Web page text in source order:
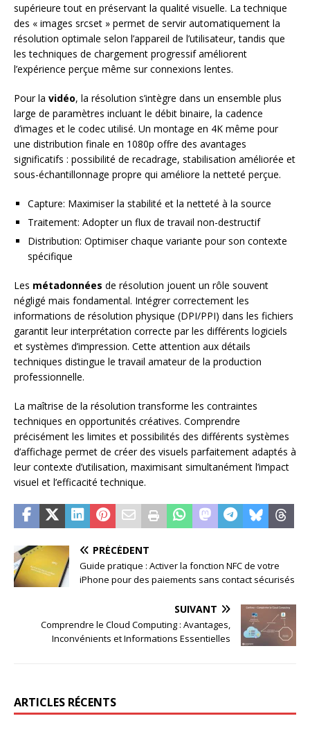
supérieure tout en préservant la qualité visuelle. La technique
des « images srcset » permet de servir automatiquement la
résolution optimale selon l’appareil de l’utilisateur, tandis que
les techniques de chargement progressif améliorent
l’expérience perçue même sur connexions lentes.
Pour la vidéo, la résolution s’intègre dans un ensemble plus
large de paramètres incluant le débit binaire, la cadence
d’images et le codec utilisé. Un montage en 4K même pour
une distribution finale en 1080p offre des avantages
significatifs : possibilité de recadrage, stabilisation améliorée et
sous-échantillonnage propre qui améliore la netteté perçue.
Capture: Maximiser la stabilité et la netteté à la source
Traitement: Adopter un flux de travail non-destructif
Distribution: Optimiser chaque variante pour son contexte
spécifique
Les métadonnées de résolution jouent un rôle souvent
négligé mais fondamental. Intégrer correctement les
informations de résolution physique (DPI/PPI) dans les fichiers
garantit leur interprétation correcte par les différents logiciels
et systèmes d’impression. Cette attention aux détails
techniques distingue le travail amateur de la production
professionnelle.
La maîtrise de la résolution transforme les contraintes
techniques en opportunités créatives. Comprendre
précisément les limites et possibilités des différents systèmes
d’affichage permet de créer des visuels parfaitement adaptés à
leur contexte d’utilisation, maximisant simultanément l’impact
visuel et l’efficacité technique.
PRÉCÉDENT
Guide pratique : Activer la fonction NFC de votre
iPhone pour des paiements sans contact sécurisés
SUIVANT
Comprendre le Cloud Computing : Avantages,
Inconvénients et Informations Essentielles
ARTICLES RÉCENTS